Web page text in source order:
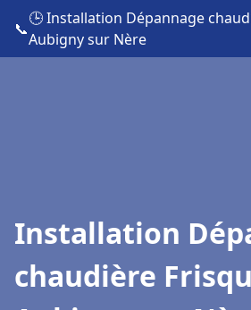
📞
🕒 Installation Dépannage
Aubigny sur Nère
Installation
chaudière